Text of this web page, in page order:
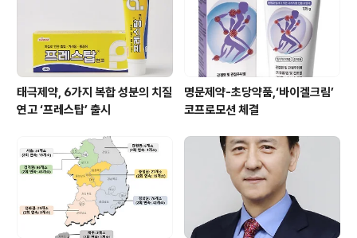
태극제약, 6가지 복합 성분의 치질
연고 ‘프레스탑’ 출시
명문제약-초당약품,‘바이겔크림’
코프로모션 체결